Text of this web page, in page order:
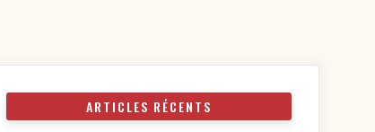
ARTICLES RÉCENTS